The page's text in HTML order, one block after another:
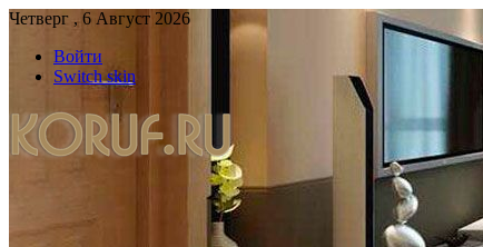
Четверг , 6 Август 2026
Войти
Switch skin